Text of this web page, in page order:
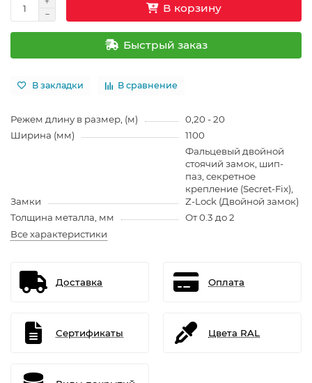
В корзину
Быстрый заказ
В закладки В сравнение
Режем длину в размер, (м)
0,20 - 20
Ширина (мм)
1100
Замки
Фальцевый двойной
стоячий замок, шип-
паз, секретное
крепление (Secret-Fix),
Z-Lock (Двойной замок)
Толщина металла, мм
От 0.3 до 2
Все характеристики
Доставка Оплата
Сертификаты Цвета RAL